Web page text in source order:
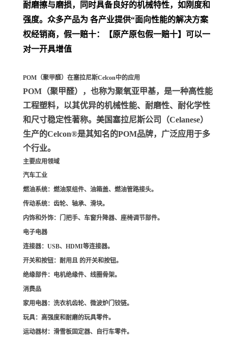
耐磨擦与磨损，同时具备良好的机械特性，如刚度和
强度。众多产品为 各产业提供“面向性能的解决方案
权经销商，假一赔十：【原产原包假一赔十】可以一
对一开具增值
POM（聚甲醛）在塞拉尼斯Celcon中的应用
POM（聚甲醛）
，也称为聚氧亚甲基，是一种高性能
工程塑料，以其优异的机械性能、耐磨性、耐化学性
和尺寸稳定性著称。美国塞拉尼斯公司（Celanese）
生产的Celcon®是其知名的POM品牌，广泛应用于多
个行业。
主要应用领域
汽车工业
燃油系统：燃油泵组件、油箱盖、燃油管路接头。
传动系统：齿轮、轴承、滑块。
内饰和外饰：门把手、车窗升降器、座椅调节部件。
电子电器
连接器：USB、HDMI等连接器。
开关和按钮：耐用且 的开关和按钮。
绝缘部件：电机绝缘件、线圈骨架。
消费品
家用电器：洗衣机齿轮、微波炉门铰链。
玩具：高强度和耐磨的玩具零件。
运动器材：滑雪板固定器、自行车零件。